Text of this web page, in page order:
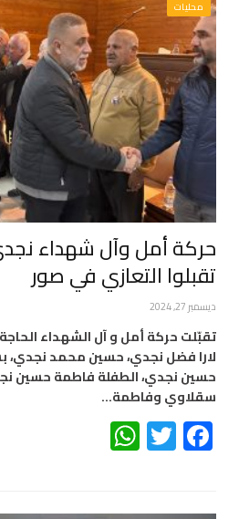
محليات
حركة أمل وآل شهداء
تقبلوا التعازي في صور
ديسمبر 27, 2024
تقبّلت حركة أمل و آل الشهداء
لارا فضل نجدي، حسين محمد نجدي،
حسين نجدي، الطفلة فاطمة حسين
سقلاوي وفاطمة…
Facebook
Twitter